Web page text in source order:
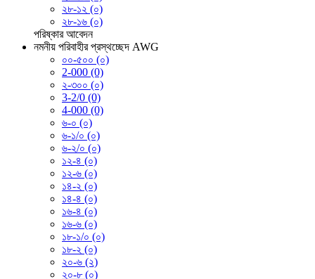
২৮-১২ (০)
২৮-১৬ (০)
পরিষ্কার আবেদন
নমনীয় পরিবাহীর প্রস্থচ্ছেদ AWG
০০-৫০০ (০)
2-000 (0)
২-৩০০ (০)
3-2/0 (0)
4-000 (0)
৬-০ (০)
৬-১/০ (০)
৬-২/০ (০)
১২-৪ (০)
১২-৬ (০)
১৪-২ (০)
১৪-৪ (০)
১৬-৪ (০)
১৬-৬ (০)
১৮-১/০ (০)
১৮-২ (০)
২০-৬ (২)
২০-৮ (০)